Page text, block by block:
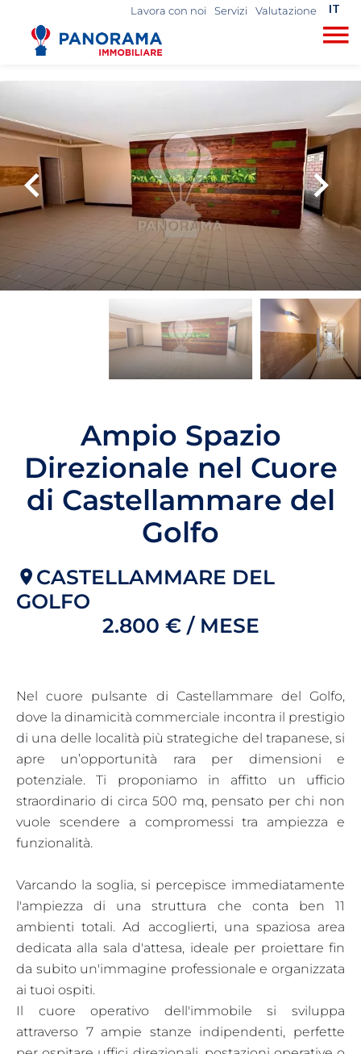
Lavora con noi Servizi Valutazione IT
Ampio Spazio
Direzionale nel Cuore
di Castellammare del
Golfo
CASTELLAMMARE DEL
GOLFO
2.800 € / MESE
Nel cuore pulsante di Castellammare del Golfo,
dove la dinamicità commerciale incontra il prestigio
di una delle località più strategiche del trapanese, si
apre un’opportunità rara per dimensioni e
potenziale. Ti proponiamo in affitto un ufficio
straordinario di circa 500 mq, pensato per chi non
vuole scendere a compromessi tra ampiezza e
funzionalità.
Varcando la soglia, si percepisce immediatamente
l'ampiezza di una struttura che conta ben 11
ambienti totali. Ad accoglierti, una spaziosa area
dedicata alla sala d'attesa, ideale per proiettare fin
da subito un'immagine professionale e organizzata
ai tuoi ospiti.
Il cuore operativo dell'immobile si sviluppa
attraverso 7 ampie stanze indipendenti, perfette